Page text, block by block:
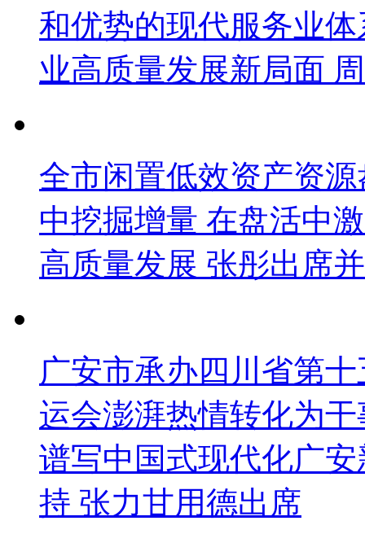
和优势的现代服务业
业高质量发展新局面
全市闲置低效资产资
中挖掘增量 在盘活中
高质量发展 张彤出席
广安市承办四川省第
运会澎湃热情转化为
谱写中国式现代化广
持 张力甘用德出席